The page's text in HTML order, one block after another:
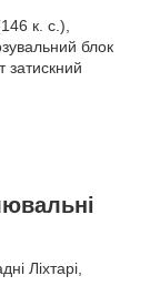
к. с.),
блок
Ліхтарі,